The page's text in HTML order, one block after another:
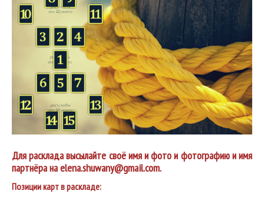
Для расклада высылайте своё имя и фото и фотографию и имя
партнёра на elena.shuwany@gmail.com.
Позиции карт в раскладе: